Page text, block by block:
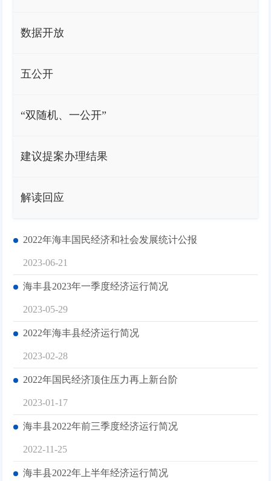
数据开放
五公开
“双随机、一公开”
建议提案办理结果
解读回应
2022年海丰国民经济和社会发展统计公报
2023-06-21
海丰县2023年一季度经济运行简况
2023-05-29
2022年海丰县经济运行简况
2023-02-28
2022年国民经济顶住压力再上新台阶
2023-01-17
海丰县2022年前三季度经济运行简况
2022-11-25
海丰县2022年上半年经济运行简况